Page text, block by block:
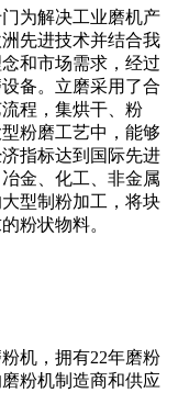
为解决工业磨机产
先进技术并结合我
和市场需求，经过
备。立磨采用了合
程，集烘干、粉
粉磨工艺中，能够
指标达到国际先进
金、化工、非金属
型制粉加工，将块
粉状物料。
机，拥有22年磨粉
粉机制造商和供应